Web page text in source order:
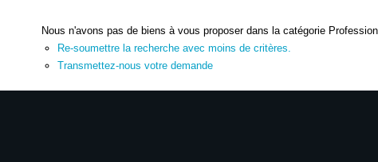
Nous n'avons pas de biens à vous proposer dans la catégorie
Re-soumettre la recherche avec moins de critères.
Transmettez-nous votre demande